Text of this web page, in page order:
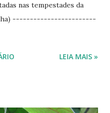
nas tempestades da
------------------------
LEIA MAIS »